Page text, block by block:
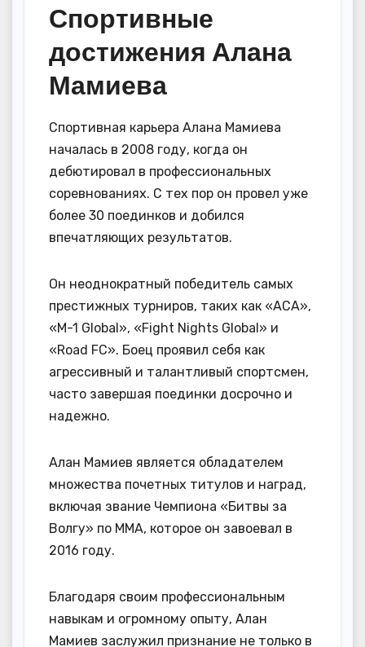
Спортивные
достижения Алана
Мамиева
Спортивная карьера Алана Мамиева
началась в 2008 году, когда он
дебютировал в профессиональных
соревнованиях. С тех пор он провел уже
более 30 поединков и добился
впечатляющих результатов.
Он неоднократный победитель самых
престижных турниров, таких как «ACA»,
«M-1 Global», «Fight Nights Global» и
«Road FC». Боец проявил себя как
агрессивный и талантливый спортсмен,
часто завершая поединки досрочно и
надежно.
Алан Мамиев является обладателем
множества почетных титулов и наград,
включая звание Чемпиона «Битвы за
Волгу» по ММА, которое он завоевал в
2016 году.
Благодаря своим профессиональным
навыкам и огромному опыту, Алан
Мамиев заслужил признание не только в